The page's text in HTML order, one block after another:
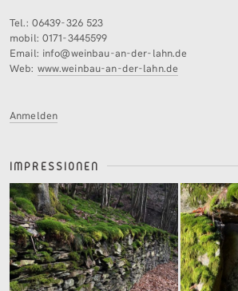
Tel.: 06439-326 523
mobil: 0171-3445599
Email: info@weinbau-an-der-lahn.de
Web: www.weinbau-an-der-lahn.de
Anmelden
IMPRESSIONEN